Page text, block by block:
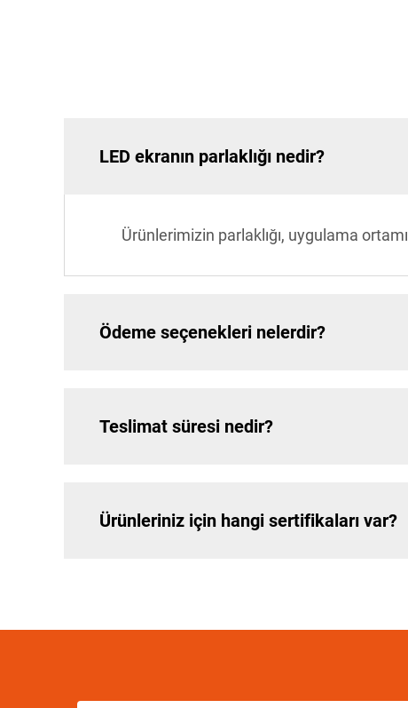
LED ekranın parlaklığı nedir?
Ürünlerimizin parlaklığı, uygulama
Ödeme seçenekleri nelerdir?
Teslimat süresi nedir?
Ürünleriniz için hangi sertifikaları var?